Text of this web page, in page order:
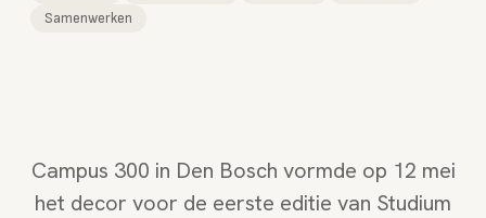
Samenwerken
Campus 300 in Den Bosch vormde op 12 mei
het decor voor de eerste editie van Studium